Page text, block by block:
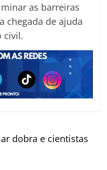
as barreiras
chegada de ajuda
civil.
dobra e cientistas